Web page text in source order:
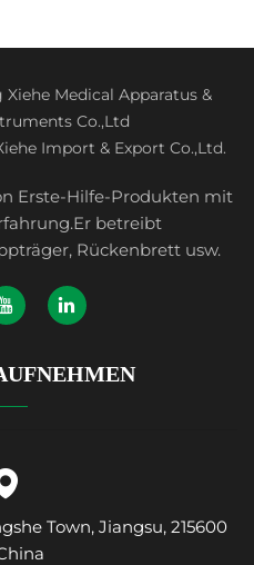
Medical Apparatus &
Co.,Ltd
Import & Export Co.,Ltd.
Erste-Hilfe-Produkten mit
betreibt
Rückenbrett usw.
Town, Jiangsu, 215600